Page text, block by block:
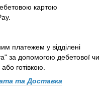
картою
платежем у відділені
за допомогою дебетової чи
готівкою.
та Доставка